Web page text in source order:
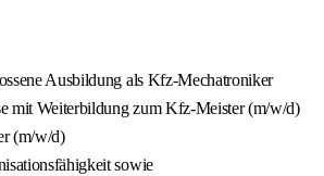
Ausbildung als Kfz-Mechatroniker
mit Weiterbildung zum Kfz-Meister (m/w/d)
(m/w/d)
sowie